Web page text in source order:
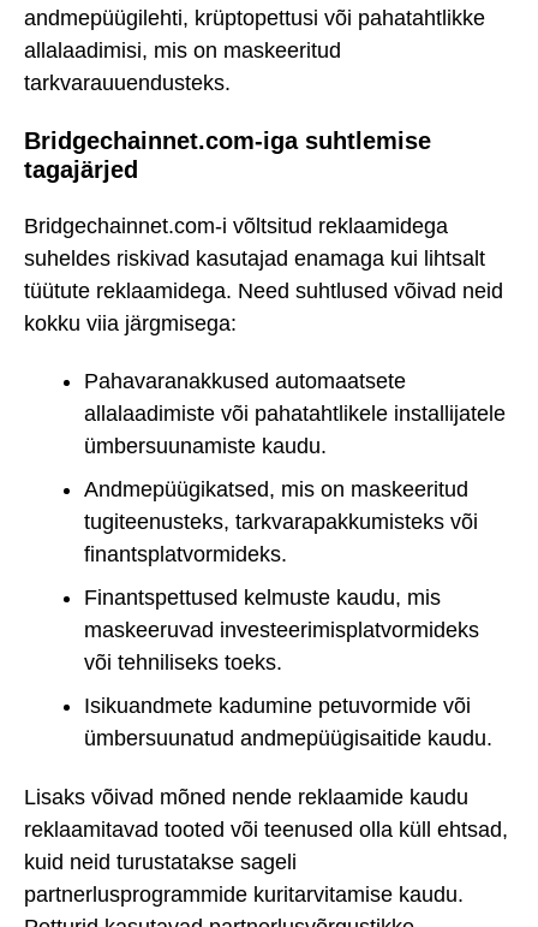
andmepüügilehti, krüptopettusi või pahatahtlikke
allalaadimisi, mis on maskeeritud
tarkvarauuendusteks.
Bridgechainnet.com-iga suhtlemise
tagajärjed
Bridgechainnet.com-i võltsitud reklaamidega
suheldes riskivad kasutajad enamaga kui lihtsalt
tüütute reklaamidega. Need suhtlused võivad neid
kokku viia järgmisega:
Pahavaranakkused automaatsete
allalaadimiste või pahatahtlikele installijatele
ümbersuunamiste kaudu.
Andmepüügikatsed, mis on maskeeritud
tugiteenusteks, tarkvarapakkumisteks või
finantsplatvormideks.
Finantspettused kelmuste kaudu, mis
maskeeruvad investeerimisplatvormideks
või tehniliseks toeks.
Isikuandmete kadumine petuvormide või
ümbersuunatud andmepüügisaitide kaudu.
Lisaks võivad mõned nende reklaamide kaudu
reklaamitavad tooted või teenused olla küll ehtsad,
kuid neid turustatakse sageli
partnerlusprogrammide kuritarvitamise kaudu.